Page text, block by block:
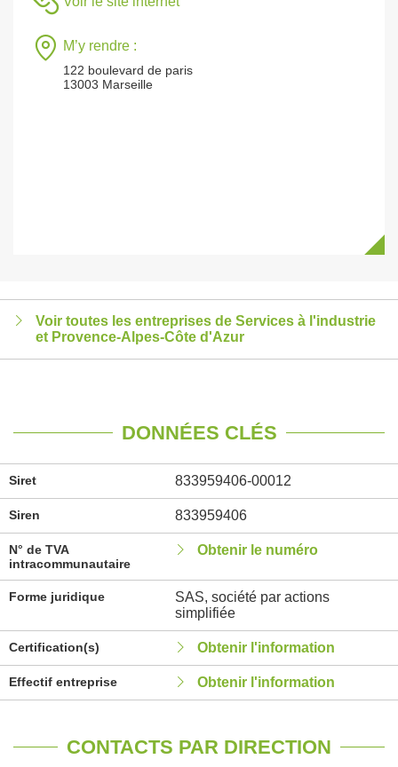
M’y rendre :
122 boulevard de paris
13003 Marseille
Voir toutes les entreprises de Services à l'industrie
et Provence-Alpes-Côte d'Azur
DONNÉES CLÉS
Siret 833959406-00012
Siren 833959406
N° de TVA
intracommunautaire
Obtenir le numéro
Forme juridique
SAS, société par actions
simplifiée
Certification(s) Obtenir l'information
Effectif entreprise Obtenir l'information
CONTACTS PAR DIRECTION